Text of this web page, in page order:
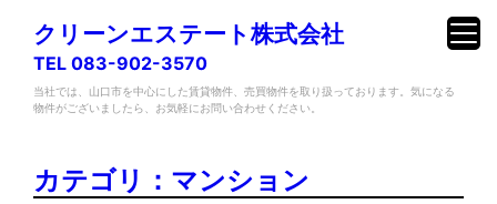
クリーンエステート株式会社
TEL 083-902-3570
当社では、山口市を中心にした賃貸物件、売買物件を取り扱っております。気になる
物件がございましたら、お気軽にお問い合わせください。
カテゴリ：マンション